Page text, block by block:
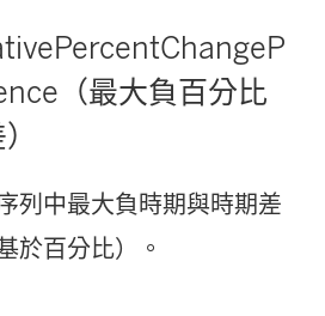
（最大負百分比
列中最大負時期與時期差
於百分比）。